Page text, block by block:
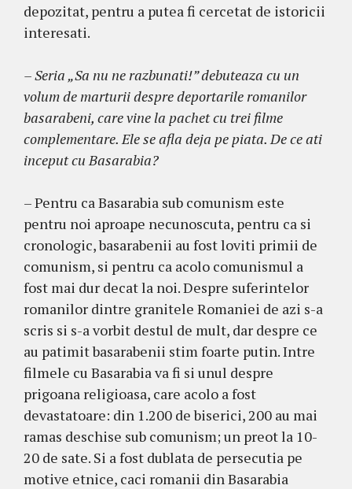
depozitat, pentru a putea fi cercetat de istoricii
interesati.
– Seria „Sa nu ne razbunati!” debuteaza cu un
volum de marturii despre deportarile romanilor
basarabeni, care vine la pachet cu trei filme
complementare. Ele se afla deja pe piata. De ce ati
inceput cu Basarabia?
– Pentru ca Basarabia sub comunism este
pentru noi aproape necunoscuta, pentru ca si
cronologic, basarabenii au fost loviti primii de
comunism, si pentru ca acolo comunismul a
fost mai dur decat la noi. Despre suferintelor
romanilor dintre granitele Romaniei de azi s-a
scris si s-a vorbit destul de mult, dar despre ce
au patimit basarabenii stim foarte putin. Intre
filmele cu Basarabia va fi si unul despre
prigoana religioasa, care acolo a fost
devastatoare: din 1.200 de biserici, 200 au mai
ramas deschise sub comunism; un preot la 10-
20 de sate. Si a fost dublata de persecutia pe
motive etnice, caci romanii din Basarabia